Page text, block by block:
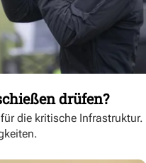
drüfen?
die kritische Infrastruktur.